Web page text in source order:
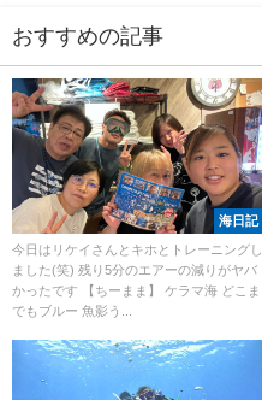
おすすめの記事
海日記
今日はリケイさんとキホとトレーニングし
ました(笑) 残り5分のエアーの減りがヤバ
かったです 【ちーまま】 ケラマ海 どこま
でもブルー 魚影う...